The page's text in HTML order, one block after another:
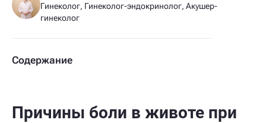
Гинеколог, Гинеколог-эндокринолог, Акушер-
гинеколог
Содержание
Причины боли в животе при